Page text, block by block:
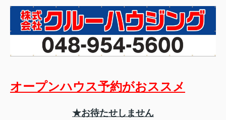
オープンハウス予約がおススメ
★お待たせしません